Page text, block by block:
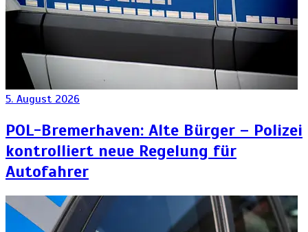
5. August 2026
POL-Bremerhaven: Alte Bürger – Polizei
kontrolliert neue Regelung für
Autofahrer